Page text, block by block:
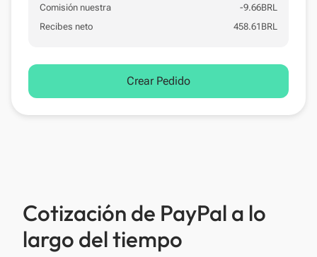
Comisión nuestra -9.66BRL
Recibes neto
458.61 BRL
Crear Pedido
Cotización de PayPal a lo
largo del tiempo